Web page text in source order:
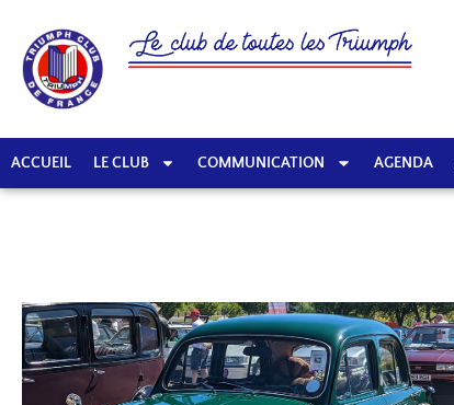
ACCUEIL LE CLUB COMMUNICATION AGENDA